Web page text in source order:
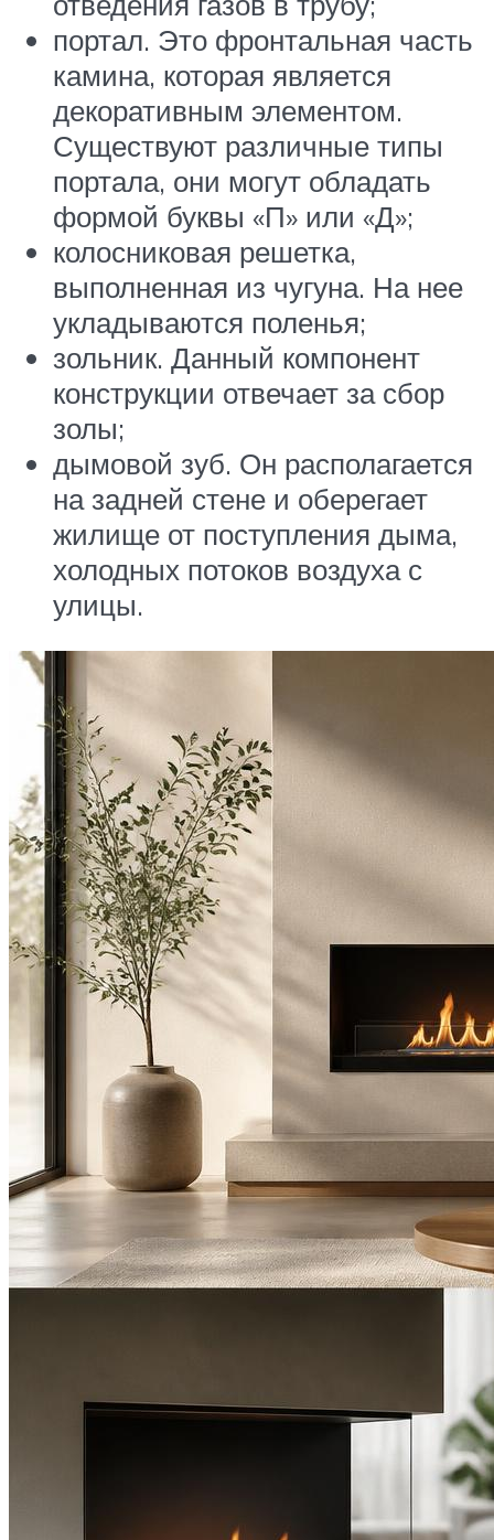
портал. Это фронтальная часть
камина, которая является
декоративным элементом.
Существуют различные типы
портала, они могут обладать
формой буквы «П» или «Д»;
колосниковая решетка,
выполненная из чугуна. На нее
укладываются поленья;
зольник. Данный компонент
конструкции отвечает за сбор
золы;
дымовой зуб. Он располагается
на задней стене и оберегает
жилище от поступления дыма,
холодных потоков воздуха с
улицы.